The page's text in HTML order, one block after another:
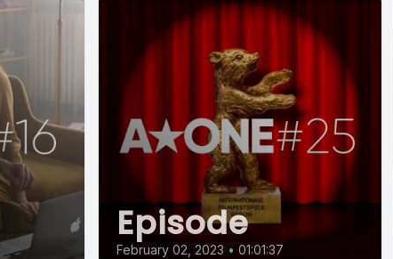
Episode
February 02, 2023 • 01:01:37